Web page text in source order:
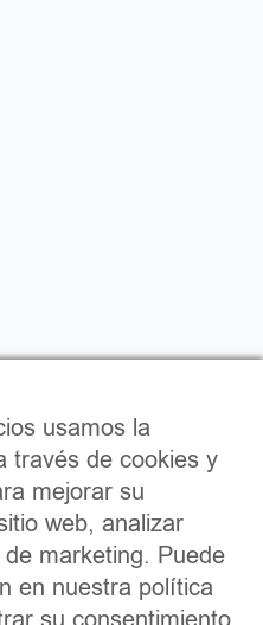
usamos la
través de cookies y
mejorar su
web, analizar
marketing. Puede
en nuestra política